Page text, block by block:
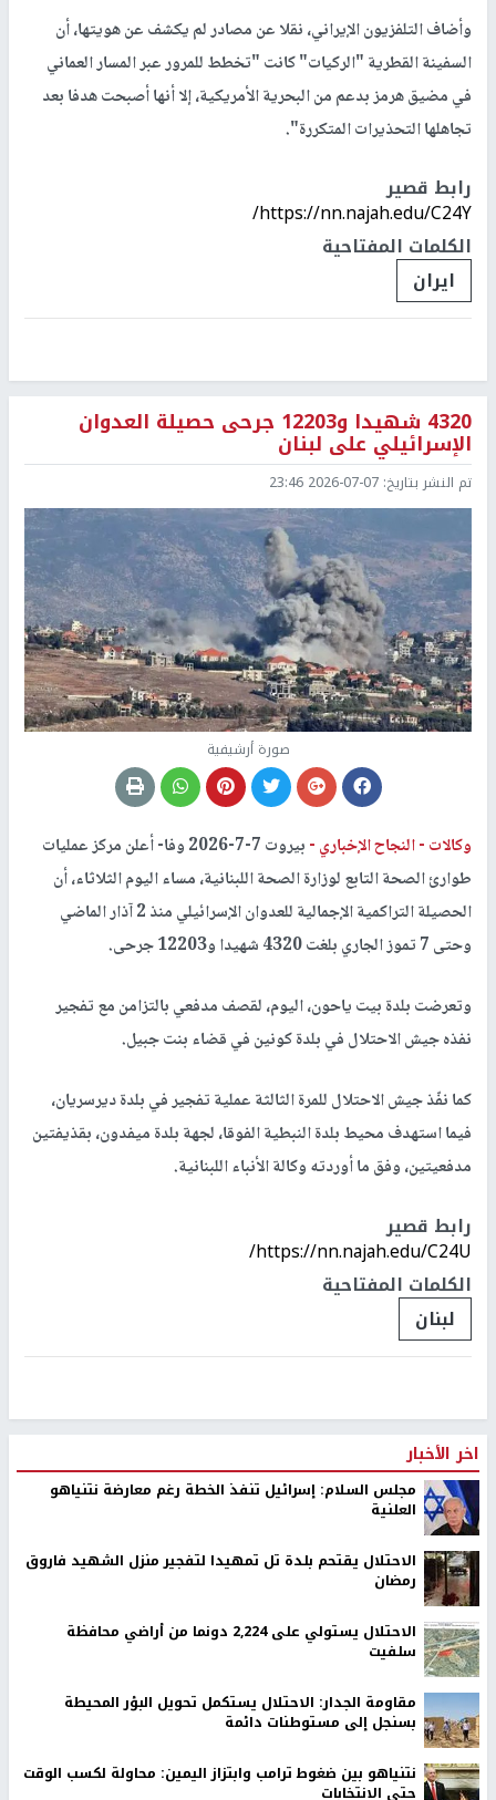
وأضاف التلفزيون الإيراني، نقلا عن مصادر لم يكشف عن هويتها، أن
السفينة القطرية "الركيات" كانت "تخطط للمرور عبر المسار العماني
في مضيق هرمز بدعم من البحرية الأمريكية، إلا أنها أصبحت هدفا بعد
تجاهلها التحذيرات المتكررة".
رابط قصير
https://nn.najah.edu/C24Y/
الكلمات المفتاحية
ايران
4320 شهيدا و12203 جرحى حصيلة العدوان
الإسرائيلي على لبنان
تم النشر بتاريخ: 2026-07-07 23:46
صورة أرشيفية
وكالات -النجاح الإخباري -
بيروت 7-7-2026 وفا- أعلن مركز عمليات
طوارئ الصحة التابع لوزارة الصحة اللبنانية، مساء اليوم الثلاثاء، أن
الحصيلة التراكمية الإجمالية للعدوان الإسرائيلي منذ 2 آذار الماضي
وحتى 7 تموز الجاري بلغت 4320 شهيدا و12203 جرحى.
وتعرضت بلدة بيت ياحون، اليوم، لقصف مدفعي بالتزامن مع تفجير
نفذه جيش الاحتلال في بلدة كونين في قضاء بنت جبيل.
كما نفّذ جيش الاحتلال للمرة الثالثة عملية تفجير في بلدة ديرسريان،
فيما استهدف محيط بلدة النبطية الفوقا، لجهة بلدة ميفدون، بقذيفتين
مدفعيتين، وفق ما أوردته وكالة الأنباء اللبنانية.
رابط قصير
https://nn.najah.edu/C24U/
الكلمات المفتاحية
لبنان
اخر الأخبار
مجلس السلام: إسرائيل تنفذ الخطة رغم معارضة نتنياهو
العلنية
الاحتلال يقتحم بلدة تل تمهيدا لتفجير منزل الشهيد فاروق
رمضان
الاحتلال يستولي على 2,224 دونما من أراضي محافظة
سلفيت
مقاومة الجدار: الاحتلال يستكمل تحويل البؤر المحيطة
بسنجل إلى مستوطنات دائمة
نتنياهو بين ضغوط ترامب وابتزاز اليمين: محاولة لكسب الوقت
حتى الانتخابات